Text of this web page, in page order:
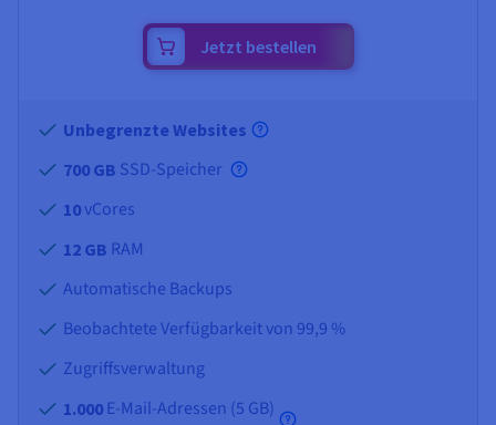
Jetzt bestellen
Unbegrenzte Websites
700 GB SSD-Speicher
10vCores
12 GB RAM
Automatische Backups
Beobachtete Verfügbarkeit von 99,9 %
Zugriffsverwaltung
1.000 E-Mail-Adressen (5 GB)